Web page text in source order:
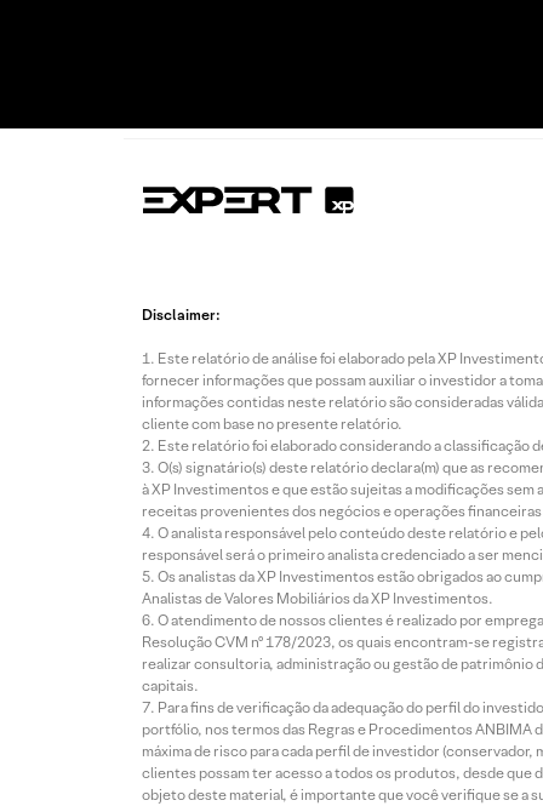
Disclaimer:
Este relatório de análise foi elaborado pela XP
fornecer informações que possam auxiliar o investidor a
informações contidas neste relatório são consideradas
cliente com base no presente relatório.
Este relatório foi elaborado considerando a classificação
O(s) signatário(s) deste relatório declara(m) que as
à XP Investimentos e que estão sujeitas a modificações
receitas provenientes dos negócios e operações
O analista responsável pelo conteúdo deste relatório e
responsável será o primeiro analista credenciado a ser
Os analistas da XP Investimentos estão obrigados ao
Analistas de Valores Mobiliários da XP Investimentos.
O atendimento de nossos clientes é realizado por
Resolução CVM nº 178/2023, os quais encontram-se
realizar consultoria, administração ou gestão de patrimônio
capitais.
Para fins de verificação da adequação do perfil do
portfólio, nos termos das Regras e Procedimentos
máxima de risco para cada perfil de investidor
clientes possam ter acesso a todos os produtos, desde que
objeto deste material, é importante que você verifique se a